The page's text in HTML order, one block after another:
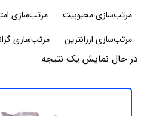
در حال نمایش یک نتیجه
مرتب‌سازی محبوبیت
مرتب‌سازی
مرتب‌سازی ارزانترین
مرتب‌سازی